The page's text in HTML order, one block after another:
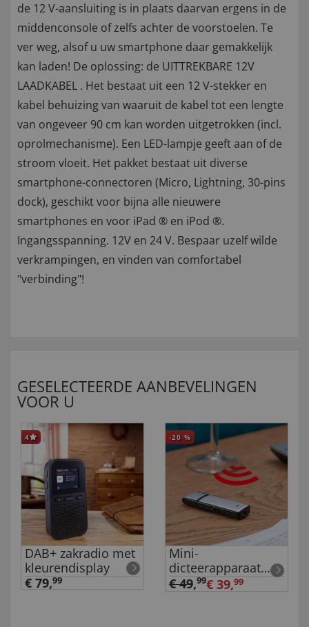
de 12 V-aansluiting is in plaats daarvan ergens in de
middenconsole of zelfs achter de voorstoelen. Te
ver weg, alsof u uw smartphone daar gemakkelijk
kan laden! De oplossing: de UITTREKBARE 12V
LAADKABEL . Het bestaat uit een 12 V-stekker en
kabel behuizing van waaruit de kabel tot een lengte
van ongeveer 90 cm kan worden uitgetrokken (incl.
oprolmechanisme). Een LED-lampje geeft aan of de
stroom vloeit. Het pakket bestaat uit diverse
smartphone-connectoren (Micro, Lightning, 30-pins
dock), geschikt voor bijna alle nieuwere
smartphones en voor iPad ® en iPod ®.
Ingangsspanning. 12V en 24 V. Bespaar uzelf wilde
verkrampingen, en vinden van comfortabel
"verbinding"!
GESELECTEERDE AANBEVELINGEN
VOOR U
4
DAB+ zakradio met
kleurendisplay
€ 79,99
-20 %
Mini-
dicteerapparaat
met usb
€ 49,99€ 39,99